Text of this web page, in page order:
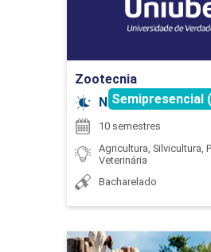
EXTENSÃO
75
Zootecnia
Noturno
Semipresencial
10 semestres
Agricultura, Silvicultura,
Veterinária
Bacharelado